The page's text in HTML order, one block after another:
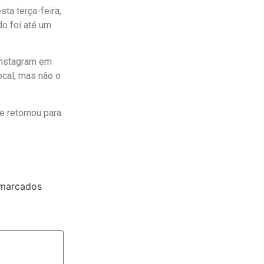
terça-feira,
foi até um
em
mas não o
retornou para